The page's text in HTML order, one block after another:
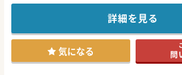
■駅から徒歩1分という好立地にあり、
く、神奈川県はもちろん都内方面からもア
■平日休み・土日祝休み、共に選択可など
を選択でき、ワークライフバランスを重視
■オンコールや当直はなく、救急対応も
来診療に専念できる環境が整っています。
【職場環境と雰囲気】
詳細を見る
気になる 問